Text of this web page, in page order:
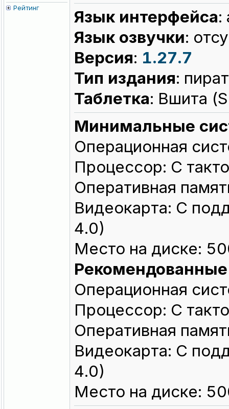
Рейтинг
Язык интерфейса:
Язык озвучки:
Версия: 1.27.7
Тип издания:
Таблeтка: Вшита
Минимальные
Операционная
Процессор: С
Оперативная
Видеокарта: С
4.0)
Место на диске:
Операционная
Процессор: С
Оперативная
Видеокарта: С
4.0)
Место на диске: